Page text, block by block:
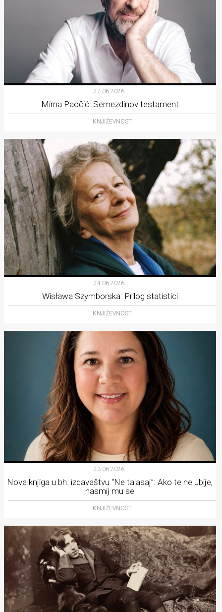
27.06.2026.
Mirna Paočić: Semezdinov testament
KNJIŽEVNOST
24.06.2026.
Wisława Szymborska: Prilog statistici
KNJIŽEVNOST
23.06.2026.
Nova knjiga u bh. izdavaštvu “Ne talasaj”: Ako te ne ubije,
nasmij mu se
KNJIŽEVNOST